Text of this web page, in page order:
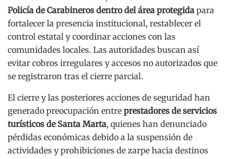
Policía de Carabineros dentro del área protegida para
fortalecer la presencia institucional, restablecer el
control estatal y coordinar acciones con las
comunidades locales. Las autoridades buscan así
evitar cobros irregulares y accesos no autorizados que
se registraron tras el cierre parcial.
El cierre y las posteriores acciones de seguridad han
generado preocupación entre prestadores de servicios
turísticos de Santa Marta, quienes han denunciado
pérdidas económicas debido a la suspensión de
actividades y prohibiciones de zarpe hacia destinos